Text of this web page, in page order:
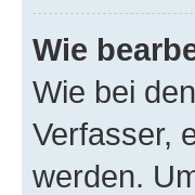
Wie
Wie bei
Verfasser,
werden.